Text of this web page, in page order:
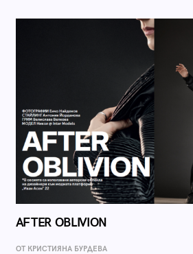
AFTER OBLIVION
ОТ КРИСТИЯНА БУРДЕВА